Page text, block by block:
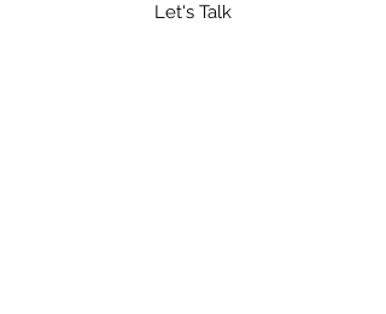
Let's Talk